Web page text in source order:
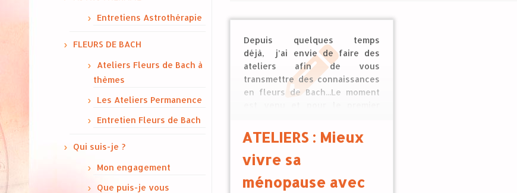
Entretiens Astrothérapie
FLEURS DE BACH
Ateliers Fleurs de Bach à
thèmes
Les Ateliers Permanence
Entretien Fleurs de Bach
Qui suis-je ?
Mon engagement
Que puis-je vous
Depuis quelques temps
déjà, j’ai envie de faire des
ateliers afin de vous
transmettre des connaissances
en fleurs de Bach...Le moment
vous propose de passer l’après
midi du samedi 19 mars 2022 sur
le thème de la ménopause […]
ATELIERS : Mieux
vivre sa
ménopause avec